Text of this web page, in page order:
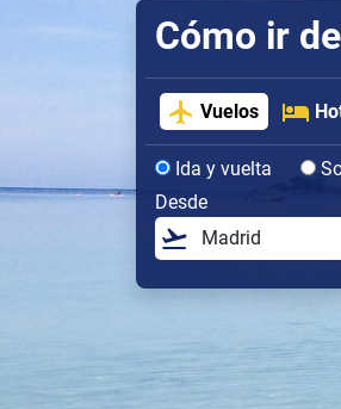
Cómo ir
Vuelos
Ida y vuelta
Desde